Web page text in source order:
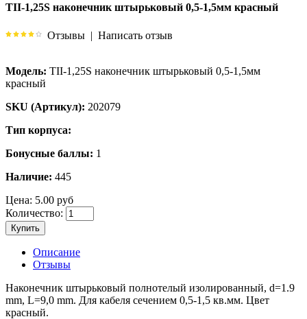
TII-1,25S наконечник штырьковый 0,5-1,5мм красный
Отзывы | Написать отзыв
Модель: TII-1,25S наконечник штырьковый 0,5-1,5мм
красный
SKU (Артикул): 202079
Тип корпуса:
Бонусные баллы: 1
Наличие: 445
Цена: 5.00 руб
Количество:
Купить
Описание
Отзывы
Наконечник штырьковый полнотелый изолированный, d=1.9
mm, L=9,0 mm. Для кабеля сечением 0,5-1,5 кв.мм. Цвет
красный.